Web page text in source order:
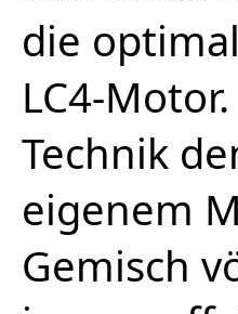
die
LC4-
Technik
eigenem
Gemisch